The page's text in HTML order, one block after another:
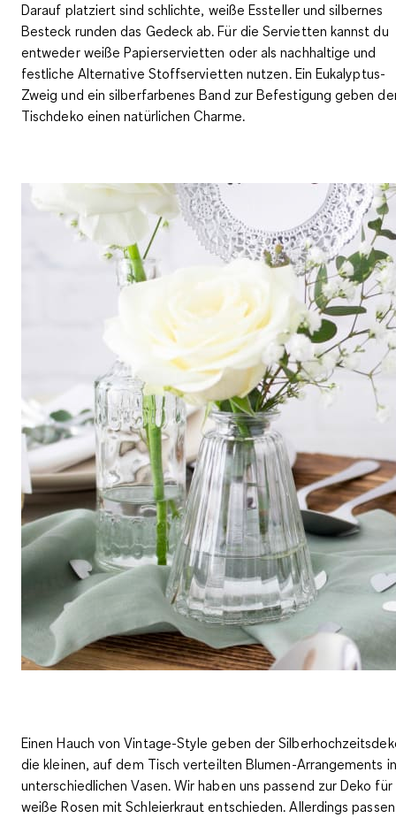
Darauf platziert sind schlichte, weiße Esstellerundsilbernes
Besteck runden das Gedeck ab. Für die Servietten kannst du
entweder weiße Papierservietten oder alsnachhaltige und
festliche Alternative Stoffservietten nutzen. Ein Eukalyptus-
Zweig und ein silberfarbenes Band zur Befestigung geben
Tischdeko einen natürlichen Charme.
EinenHauch von Vintage-Style geben der
die kleinen, auf dem Tisch verteilten Blumen-Arrangements in
unterschiedlichen Vasen. Wir haben uns passend zur Deko für
weiße Rosen mit Schleierkraut entschieden. Allerdings passen